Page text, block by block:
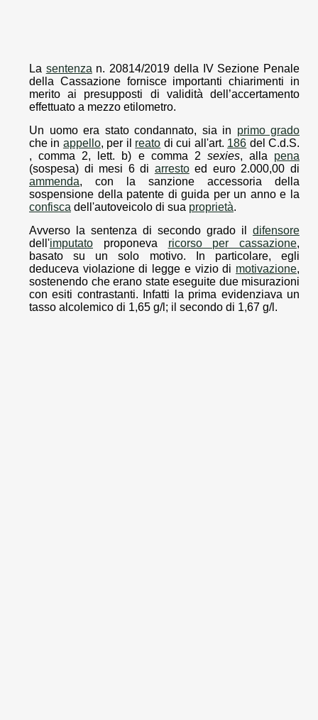
La sentenza n. 20814/2019 della IV Sezione Penale
della Cassazione fornisce importanti chiarimenti in
merito ai presupposti di validità dell’accertamento
effettuato a mezzo etilometro.
Un uomo era stato condannato, sia in primo grado
che in appello, per il reato di cui all'art. 186 del C.d.S.
, comma 2, lett. b) e comma 2 sexies, alla pena
(sospesa) di mesi 6 di arrestoed euro 2.000,00 di
ammenda, con la sanzione accessoria della
sospensione della patente di guida per un anno e la
confisca dell'autoveicolo di sua proprietà.
Avverso la sentenza di secondo grado il difensore
dell'imputato proponeva ricorso per cassazione,
basato su un solo motivo. In particolare, egli
deduceva violazione di legge e vizio di motivazione,
sostenendo che erano state eseguite due misurazioni
con esiti contrastanti. Infatti la prima evidenziava un
tasso alcolemico di 1,65 g/l; il secondo di 1,67 g/l.